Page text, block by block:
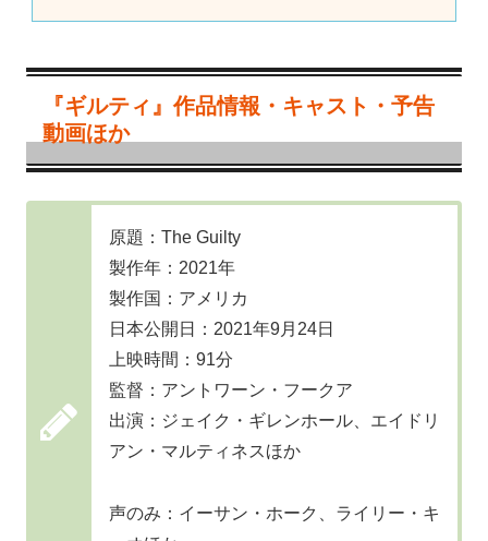
『ギルティ』作品情報・キャスト・予告
動画ほか
原題：The Guilty
製作年：2021年
製作国：アメリカ
日本公開日：2021年9月24日
上映時間：91分
監督：アントワーン・フークア
出演：ジェイク・ギレンホール、エイドリ
アン・マルティネスほか
声のみ：イーサン・ホーク、ライリー・キ